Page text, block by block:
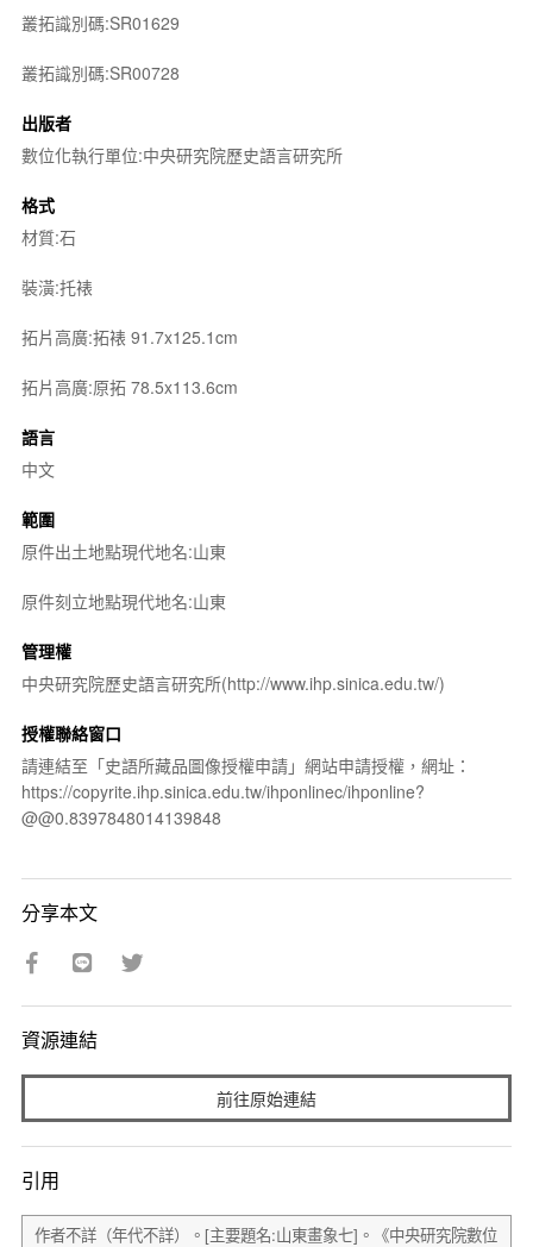
叢拓識別碼:SR01629
叢拓識別碼:SR00728
出版者
數位化執行單位:中央研究院歷史語言研究所
格式
材質:石
裝潢:托裱
拓片高廣:拓裱 91.7x125.1cm
拓片高廣:原拓 78.5x113.6cm
語言
中文
範圍
原件出土地點現代地名:山東
原件刻立地點現代地名:山東
管理權
中央研究院歷史語言研究所(http://www.ihp.sinica.edu.tw/)
授權聯絡窗口
請連結至「史語所藏品圖像授權申請」網站申請授權，網址：
https://copyrite.ihp.sinica.edu.tw/ihponlinec/ihponline?
@@0.8397848014139848
分享本文
資源連結
前往原始連結
引用